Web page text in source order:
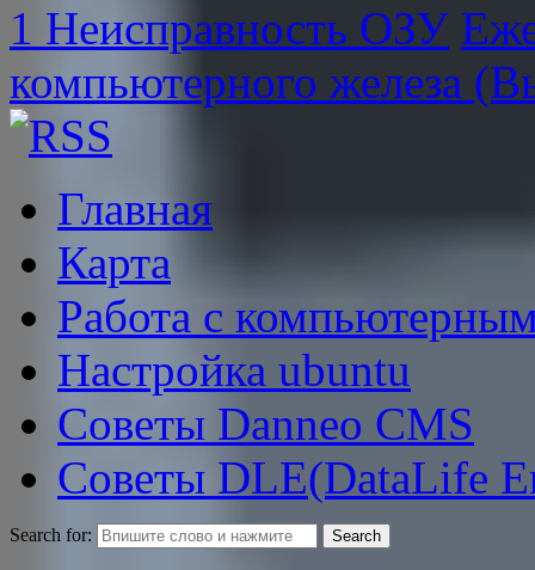
1 Неисправность ОЗУ
компьютерного железа
Главная
Карта
Работа с
Настройка ubuntu
Советы Danneo CMS
Советы DLE(DataLife
Search for: